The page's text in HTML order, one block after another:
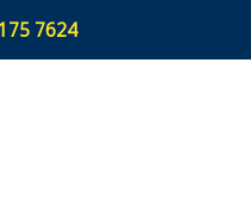
7624